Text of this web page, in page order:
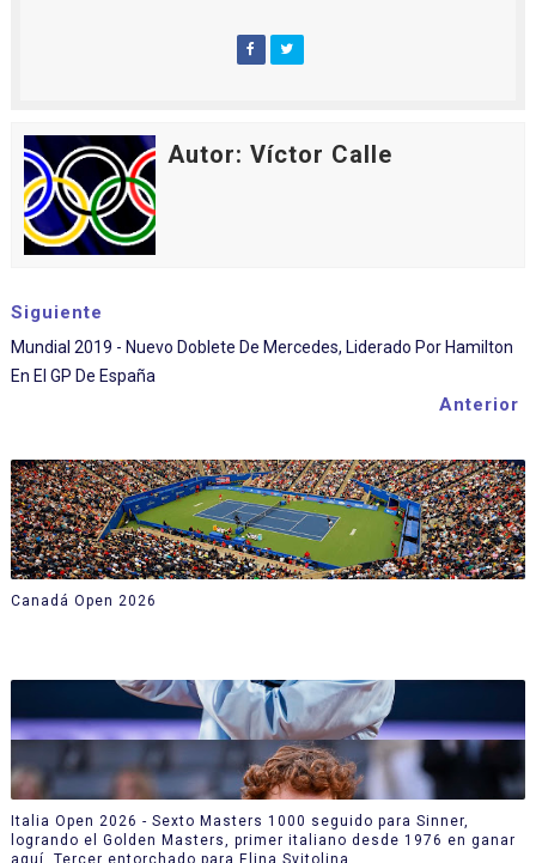
Autor: Víctor Calle
Siguiente
Mundial 2019 - Nuevo Doblete De Mercedes, Liderado Por Hamilton
En El GP De España
Anterior
Canadá Open 2026
Italia Open 2026 - Sexto Masters 1000 seguido para Sinner,
logrando el Golden Masters, primer italiano desde 1976 en ganar
aquí. Tercer entorchado para Elina Svitolina